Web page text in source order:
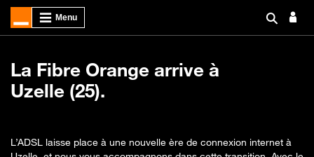
La Fibre Orange arrive à
Uzelle (25).
L’ADSL laisse place à une nouvelle ère de connexion internet à